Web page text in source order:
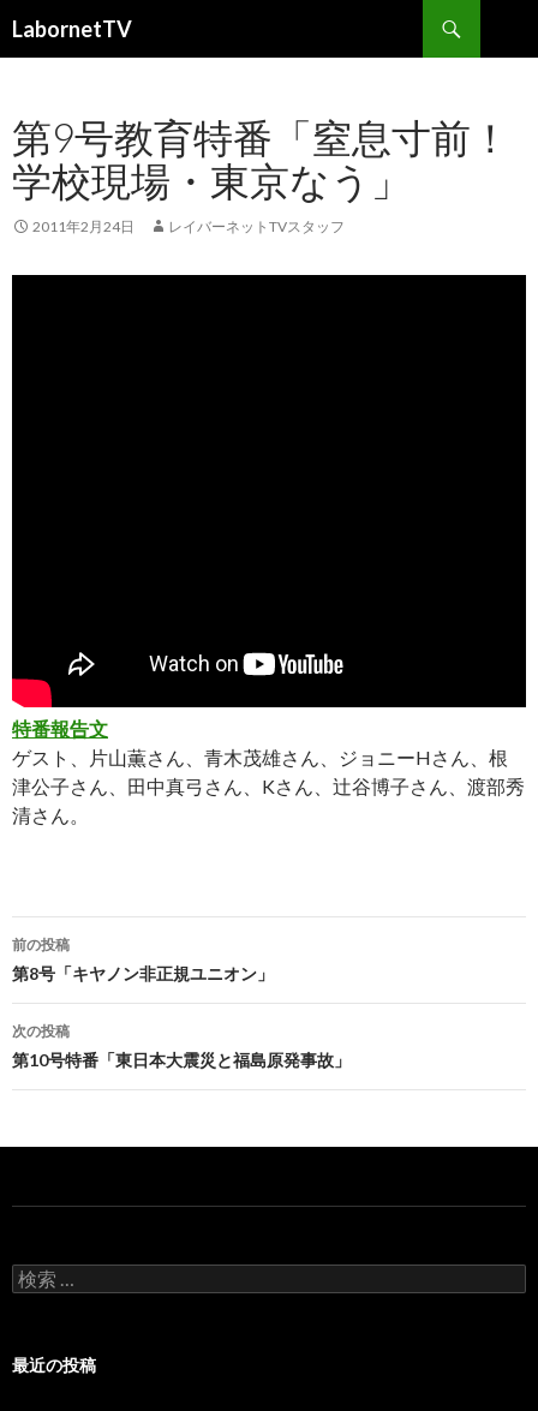
LabornetTV
索
ン
ツ
へ
移
動
第9号教育特番「窒息寸前！
学校現場・東京なう」
2011年2月24日 レイバーネットTVスタッフ
特番報告文
ゲスト、片山薫さん、青木茂雄さん、ジョニーHさん、根
津公子さん、田中真弓さん、Kさん、辻谷博子さん、渡部秀
清さん。
投
稿
ナ
ゲ
ョ
前の投稿
第8号「キヤノン非正規ユニオン」
次の投稿
第10号特番「東日本大震災と福島原発事故」
検
索
最近の投稿